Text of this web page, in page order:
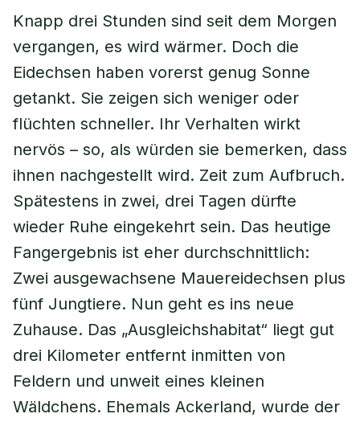
Knapp drei Stunden sind seit dem Morgen
vergangen, es wird wärmer. Doch die
Eidechsen haben vorerst genug Sonne
getankt. Sie zeigen sich weniger oder
flüchten schneller. Ihr Verhalten wirkt
nervös – so, als würden sie bemerken, dass
ihnen nachgestellt wird. Zeit zum Aufbruch.
Spätestens in zwei, drei Tagen dürfte
wieder Ruhe eingekehrt sein. Das heutige
Fangergebnis ist eher durchschnittlich:
Zwei ausgewachsene Mauereidechsen plus
fünf Jungtiere. Nun geht es ins neue
Zuhause. Das „Ausgleichshabitat“ liegt gut
drei Kilometer entfernt inmitten von
Feldern und unweit eines kleinen
Wäldchens. Ehemals Ackerland, wurde der